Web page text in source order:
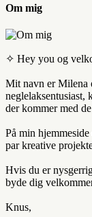
Om mig
✧ Hey you og
Mit navn er Milena
neglelaksentusiast,
der kommer med de
På min
par kreative
Hvis du er
byde dig
Knus,